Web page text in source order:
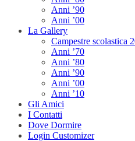
Anni ’90
Anni ’00
La Gallery
Campestre scolastica
Anni ’70
Anni ’80
Anni ’90
Anni ’00
Anni ’10
Gli Amici
I Contatti
Dove Dormire
Login Customizer